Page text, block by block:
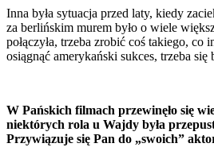
Inna była sytuacja przed laty, kiedy
za berlińskim murem było o wiele
połączyła, trzeba zrobić coś takiego, co
osiągnąć amerykański sukces, trzeba się
W Pańskich filmach przewinęło się
niektórych rola u Wajdy była
Przywiązuje się Pan do „swoich”